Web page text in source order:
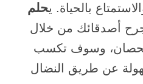
بالحياة. يحلم
أصدقائك من خلال
الحصان، وسوف تكسب
عن طريق النضال